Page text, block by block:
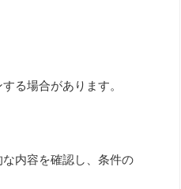
る場合があります。
内容を確認し、条件の